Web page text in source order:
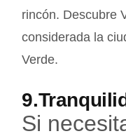
rincón. Descubre
considerada la
Verde.
Si